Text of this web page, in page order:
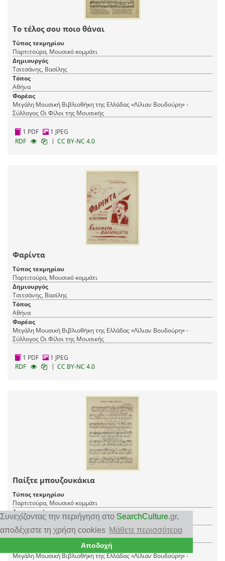
Συνεχίζοντας την περιήγηση στο SearchCulture.gr,
αποδέχεστε τη χρήση cookies Μάθετε περισσότερα
Αποδοχή
Το τέλος σου ποιο θάναι
Τύπος τεκμηρίου
Παρτιτούρα, Μουσικό κομμάτι
Δημιουργός
Τσιτσάνης, Βασίλης
Τόπος
Αθήνα
Φορέας
Μεγάλη Μουσική Βιβλιοθήκη της Ελλάδας «Λίλιαν Βουδούρη» -
Σύλλογος Οι Φίλοι της Μουσικής
1 PDF
1 JPEG
RDF
| CC BY-NC 4.0
Φαρίντα
Τύπος τεκμηρίου
Παρτιτούρα, Μουσικό κομμάτι
Δημιουργός
Τσιτσάνης, Βασίλης
Τόπος
Αθήνα
Φορέας
Μεγάλη Μουσική Βιβλιοθήκη της Ελλάδας «Λίλιαν Βουδούρη» -
Σύλλογος Οι Φίλοι της Μουσικής
1 PDF
1 JPEG
RDF
| CC BY-NC 4.0
Παίξτε μπουζουκάκια
Τύπος τεκμηρίου
Παρτιτούρα, Μουσικό κομμάτι
Δημιουργός
Τσιτσάνης, Βασίλης
Τόπος
Αθήνα
Μεγάλη Μουσική Βιβλιοθήκη της Ελλάδας «Λίλιαν Βουδούρη» -